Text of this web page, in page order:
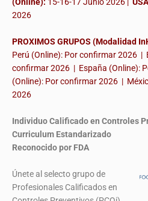
2026
PROXIMOS GRUPOS (Modalidad
Perú (Online): Por confirmar 2026 |
confirmar 2026 | España (Online):
(Online): Por confirmar 2026 |
2026
Individuo Calificado en Controles
Curriculum Estandarizado
Reconocido por FDA
Únete al selecto grupo de
Profesionales Calificados en